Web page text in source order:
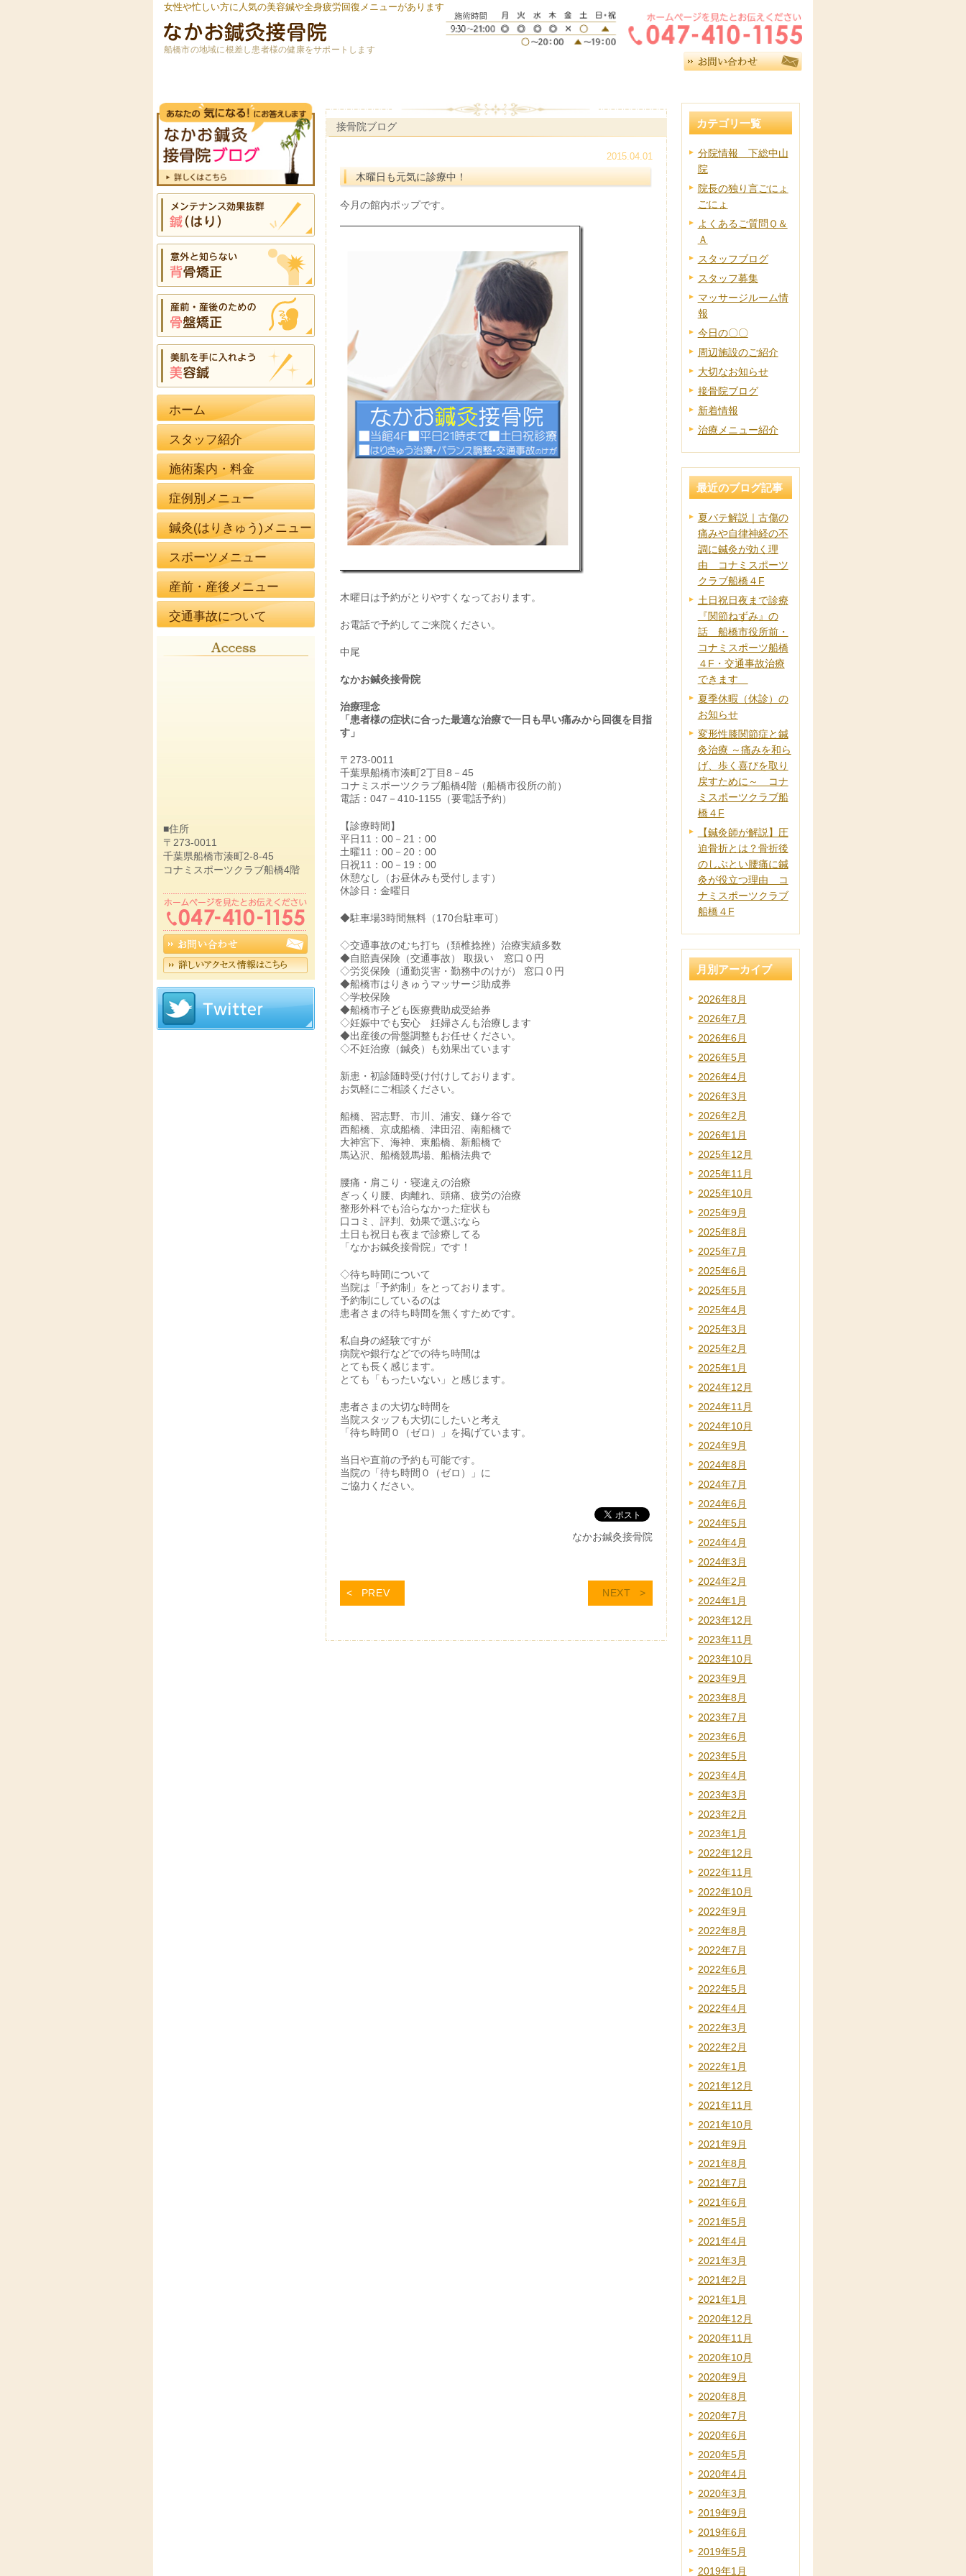
女性や忙しい方に人気の美容鍼や全身疲労回復メニューがあります
船橋市の地域に根差し患者様の健康をサポートします
接骨院ブログ
2015.04.01
木曜日も元気に診療中！
今月の館内ポップです。
木曜日は予約がとりやすくなっております。
お電話で予約してご来院ください。
中尾
なかお鍼灸接骨院
治療理念
「患者様の症状に合った最適な治療で一日も早い痛みから回復を目指
す」
〒273-0011
千葉県船橋市湊町2丁目8－45
コナミスポーツクラブ船橋4階（船橋市役所の前）
電話：047－410-1155（要電話予約）
【診療時間】
平日11：00－21：00
土曜11：00－20：00
日祝11：00－19：00
休憩なし（お昼休みも受付します）
休診日：金曜日
◆駐車場3時間無料（170台駐車可）
◇交通事故のむち打ち（頚椎捻挫）治療実績多数
◆自賠責保険（交通事故） 取扱い 窓口０円
◇労災保険（通勤災害・勤務中のけが） 窓口０円
◆船橋市はりきゅうマッサージ助成券
◇学校保険
◆船橋市子ども医療費助成受給券
◇妊娠中でも安心 妊婦さんも治療します
◆出産後の骨盤調整もお任せください。
◇不妊治療（鍼灸）も効果出ています
新患・初診随時受け付けしております。
お気軽にご相談ください。
船橋、習志野、市川、浦安、鎌ケ谷で
西船橋、京成船橋、津田沼、南船橋で
大神宮下、海神、東船橋、新船橋で
馬込沢、船橋競馬場、船橋法典で
腰痛・肩こり・寝違えの治療
ぎっくり腰、肉離れ、頭痛、疲労の治療
整形外科でも治らなかった症状も
口コミ、評判、効果で選ぶなら
土日も祝日も夜まで診療してる
「なかお鍼灸接骨院」です！
◇待ち時間について
当院は「予約制」をとっております。
予約制にしているのは
患者さまの待ち時間を無くすためです。
私自身の経験ですが
病院や銀行などでの待ち時間は
とても長く感じます。
とても「もったいない」と感じます。
患者さまの大切な時間を
当院スタッフも大切にしたいと考え
「待ち時間０（ゼロ）」を掲げています。
当日や直前の予約も可能です。
当院の「待ち時間０（ゼロ）」に
ご協力ください。
なかお鍼灸接骨院
PREV NEXT
カテゴリ一覧
分院情報 下総中山
院
院長の独り言ごにょ
ごにょ
よくあるご質問Ｑ＆
Ａ
スタッフブログ
スタッフ募集
マッサージルーム情
報
今日の〇〇
周辺施設のご紹介
大切なお知らせ
接骨院ブログ
新着情報
治療メニュー紹介
最近のブログ記事
夏バテ解説｜古傷の
痛みや自律神経の不
調に鍼灸が効く理
由 コナミスポーツ
クラブ船橋４F
土日祝日夜まで診療
『関節ねずみ』の
話 船橋市役所前・
コナミスポーツ船橋
４F・交通事故治療
できます
夏季休暇（休診）の
お知らせ
変形性膝関節症と鍼
灸治療 ～痛みを和ら
げ、歩く喜びを取り
戻すために～ コナ
ミスポーツクラブ船
橋４F
【鍼灸師が解説】圧
迫骨折とは？骨折後
のしぶとい腰痛に鍼
灸が役立つ理由 コ
ナミスポーツクラブ
船橋４F
月別アーカイブ
2026年8月
2026年7月
2026年6月
2026年5月
2026年4月
2026年3月
2026年2月
2026年1月
2025年12月
2025年11月
2025年10月
2025年9月
2025年8月
2025年7月
2025年6月
2025年5月
2025年4月
2025年3月
2025年2月
2025年1月
2024年12月
2024年11月
2024年10月
2024年9月
2024年8月
2024年7月
2024年6月
2024年5月
2024年4月
2024年3月
2024年2月
2024年1月
2023年12月
2023年11月
2023年10月
2023年9月
2023年8月
2023年7月
2023年6月
2023年5月
2023年4月
2023年3月
2023年2月
2023年1月
2022年12月
2022年11月
2022年10月
2022年9月
2022年8月
2022年7月
2022年6月
2022年5月
2022年4月
2022年3月
2022年2月
2022年1月
2021年12月
2021年11月
2021年10月
2021年9月
2021年8月
2021年7月
2021年6月
2021年5月
2021年4月
2021年3月
2021年2月
2021年1月
2020年12月
2020年11月
2020年10月
2020年9月
2020年8月
2020年7月
2020年6月
2020年5月
2020年4月
2020年3月
2019年9月
2019年6月
2019年5月
2019年1月
ホーム
スタッフ紹介
施術案内・料金
症例別メニュー
鍼灸(はりきゅう)メニュー
スポーツメニュー
産前・産後メニュー
交通事故について
■住所
〒273-0011
千葉県船橋市湊町2-8-45
コナミスポーツクラブ船橋4階